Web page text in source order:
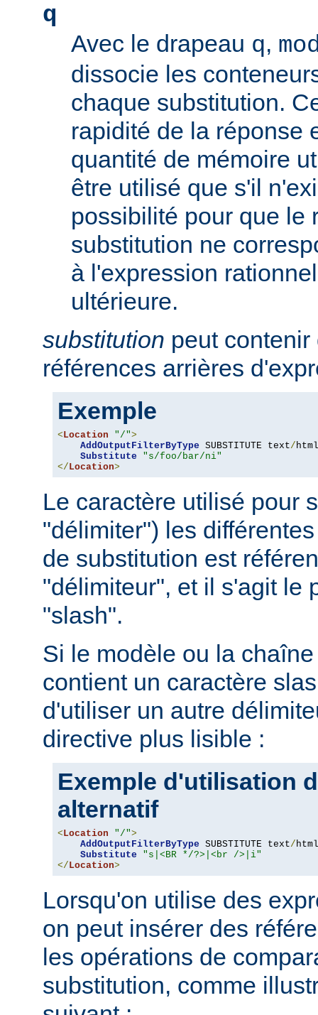
q
Avec le drapeau q,
dissocie les
chaque substitution.
rapidité de la réponse
quantité de mémoire
être utilisé que s'il
possibilité pour que le
substitution ne
à l'expression
ultérieure.
substitution peut
références arrières
Exemple
< Location "/">
AddOutputFilterByType SUBSTITUTE text/ html
Substitute
"s/foo/bar/ni"
</ Location>
Le caractère utilisé pour
"délimiter") les
de substitution est
"délimiteur", et il s'agit le
"slash".
Si le modèle ou la
contient un caractère
d'utiliser un autre
directive plus lisible :
Exemple d'utilisation
alternatif
< Location "/">
AddOutputFilterByType SUBSTITUTE text/ html
Substitute
"s|<BR */?>|<br />|i"
</ Location>
Lorsqu'on utilise des
on peut insérer des
les opérations de
substitution, comme